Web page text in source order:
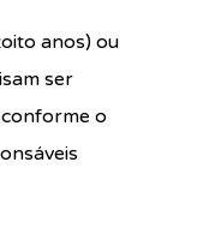
anos) ou
ser
o